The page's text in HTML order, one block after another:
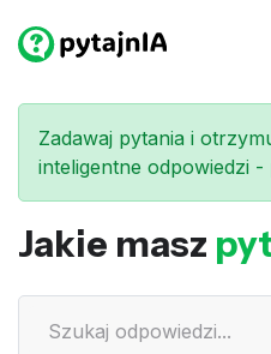
Zadawaj pytania i
inteligentne odpowiedzi -
Jakie masz